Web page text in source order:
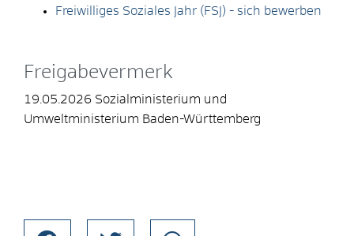
Freiwilliges Soziales Jahr (FSJ) - sich bewerben
Freigabevermerk
19.05.2026 Sozialministerium und
Umweltministerium Baden-Württemberg